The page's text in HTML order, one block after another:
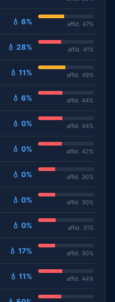
💧 6% affid. 47%
💧 28% affid. 41%
💧 11% affid. 49%
💧 6% affid. 44%
💧 0% affid. 44%
💧 0% affid. 42%
💧 0% affid. 30%
💧 0% affid. 30%
💧 0% affid. 31%
💧 17% affid. 30%
💧 11% affid. 44%